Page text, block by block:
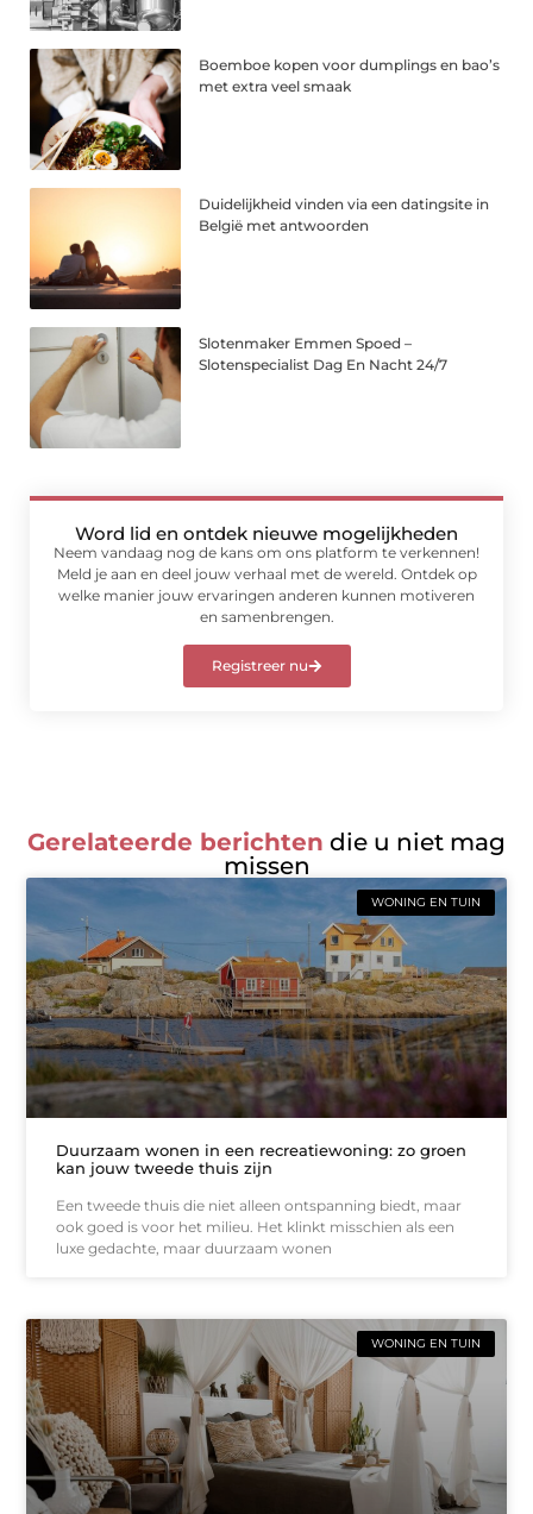
Boemboe kopen voor dumplings en bao’s
met extra veel smaak
Duidelijkheid vinden via een datingsite in
België met antwoorden
Slotenmaker Emmen Spoed –
Slotenspecialist Dag En Nacht 24/7
Word lid en ontdek nieuwe mogelijkheden
Neem vandaag nog de kans om ons platform te verkennen!
Meld je aan en deel jouw verhaal met de wereld. Ontdek op
welke manier jouw ervaringen anderen kunnen motiveren
en samenbrengen.
Registreer nu
Gerelateerde berichten die u niet mag
missen
WONING EN TUIN
Duurzaam wonen in een recreatiewoning: zo groen
kan jouw tweede thuis zijn
Een tweede thuis die niet alleen ontspanning biedt, maar
ook goed is voor het milieu. Het klinkt misschien als een
luxe gedachte, maar duurzaam wonen
WONING EN TUIN